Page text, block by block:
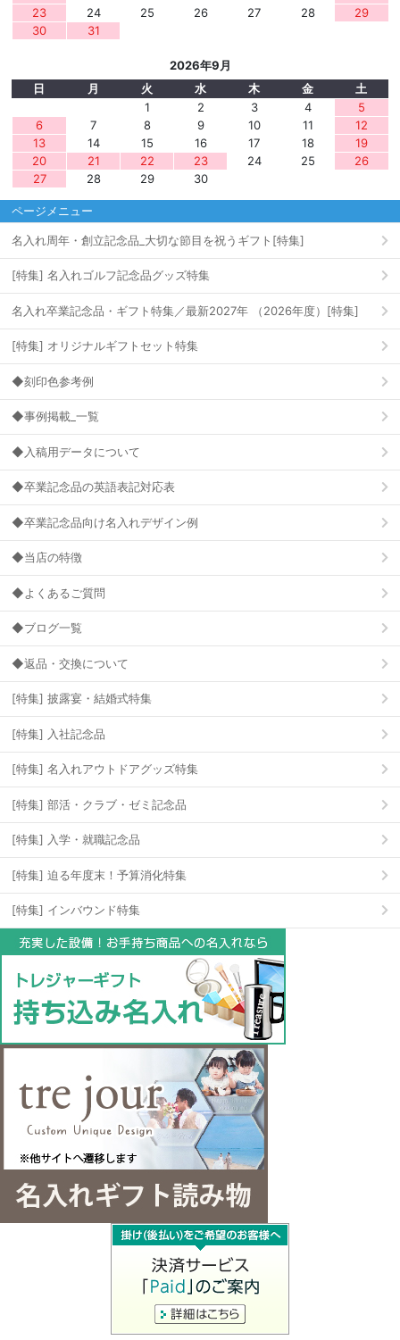
23
24 25 26 27 28
29
30
31
2026年9月
日
月 火 水 木 金
土
1
2 3 4
5
6
7 8 9 10 11
12
13
14 15 16 17 18
19
20
21 22 23 24 25
26
27
28 29 30
ページメニュー
名入れ周年・創立記念品_大切な節目を祝うギフト[特集]
[特集] 名入れゴルフ記念品グッズ特集
名入れ卒業記念品・ギフト特集／最新2027年 （2026年度）[特集]
[特集] オリジナルギフトセット特集
◆刻印色参考例
◆事例掲載_一覧
◆入稿用データについて
◆卒業記念品の英語表記対応表
◆卒業記念品向け名入れデザイン例
◆当店の特徴
◆よくあるご質問
◆ブログ一覧
◆返品・交換について
[特集] 披露宴・結婚式特集
[特集] 入社記念品
[特集] 名入れアウトドアグッズ特集
[特集] 部活・クラブ・ゼミ記念品
[特集] 入学・就職記念品
[特集] 迫る年度末！予算消化特集
[特集] インバウンド特集